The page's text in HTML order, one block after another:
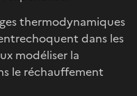
thermodynamiques
dans les
modéliser la
le réchauffement